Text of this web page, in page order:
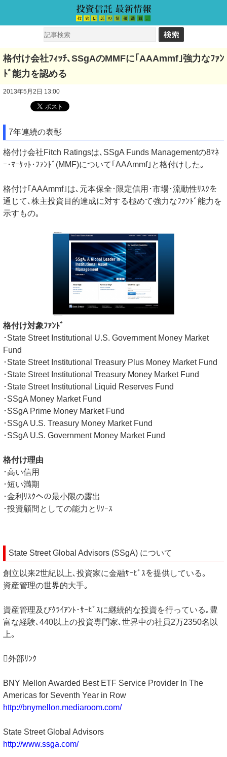
格付け会社ﾌｨｯﾁ､SSgAのMMFに｢AAAmmf｣強力なﾌｧﾝ
ﾄﾞ能力を認める
2013年5月2日 13:00
7年連続の表彰
格付け会社Fitch Ratingsは､SSgA Funds Managementの8ﾏﾈ
ｰ･ﾏｰｹｯﾄ･ﾌｧﾝﾄﾞ(MMF)について｢AAAmmf｣と格付けした｡
格付け｢AAAmmf｣は､元本保全･限定信用･市場･流動性ﾘｽｸを
通じて､株主投資目的達成に対する極めて強力なﾌｧﾝﾄﾞ能力を
示すもの｡
格付け対象ﾌｧﾝﾄﾞ
･State Street Institutional U.S. Government Money Market
Fund
･State Street Institutional Treasury Plus Money Market Fund
･State Street Institutional Treasury Money Market Fund
･State Street Institutional Liquid Reserves Fund
･SSgA Money Market Fund
･SSgA Prime Money Market Fund
･SSgA U.S. Treasury Money Market Fund
･SSgA U.S. Government Money Market Fund
格付け理由
･高い信用
･短い満期
･金利ﾘｽｸへの最小限の露出
･投資顧問としての能力とﾘｿｰｽ
State Street Global Advisors (SSgA) について
創立以来2世紀以上､投資家に金融ｻｰﾋﾞｽを提供している｡
資産管理の世界的大手｡
資産管理及びｸﾗｲｱﾝﾄ･ｻｰﾋﾞｽに継続的な投資を行っている｡豊
富な経験､440以上の投資専門家､世界中の社員2万2350名以
上｡
外部ﾘﾝｸ
BNY Mellon Awarded Best ETF Service Provider In The
Americas for Seventh Year in Row
http://bnymellon.mediaroom.com/
State Street Global Advisors
http://www.ssga.com/